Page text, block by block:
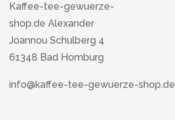
Kaffee-tee-gewuerze-
shop.de Alexander
Joannou Schulberg 4
61348 Bad Homburg
info@kaffee-tee-gewuerze-shop.de